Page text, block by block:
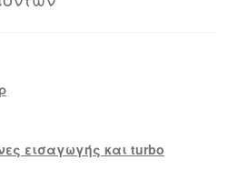
εισαγωγής και turbo